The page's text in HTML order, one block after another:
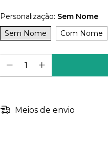
Personalização: Sem Nome
Sem Nome
Com Nome
Meios de envio